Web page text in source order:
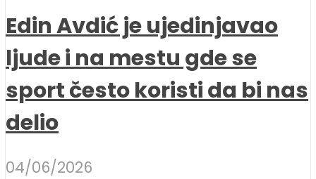
Edin Avdić je ujedinjavao
ljude i na mestu gde se
sport često koristi da bi nas
delio
04/06/2026